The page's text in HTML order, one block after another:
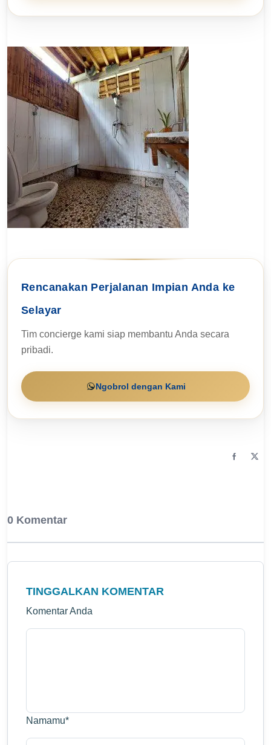
Rencanakan Perjalanan Impian Anda ke
Selayar
Tim concierge kami siap membantu Anda secara
pribadi.
Ngobrol dengan Kami
0 Komentar
TINGGALKAN KOMENTAR
Komentar Anda
Namamu*